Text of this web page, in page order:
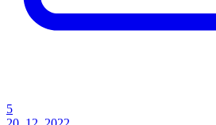
5